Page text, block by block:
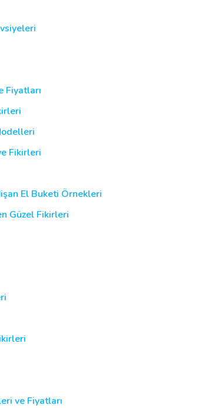
Fiyatları
Fikirleri
El Buketi Örnekleri
Güzel Fikirleri
ve Fiyatları